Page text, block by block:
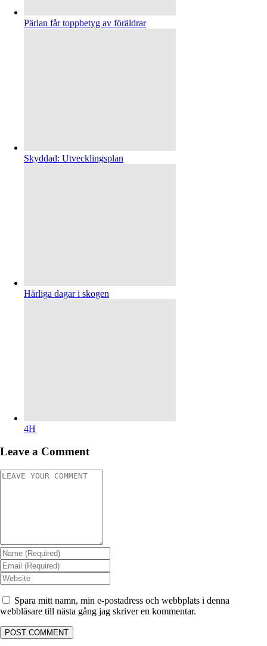
Pärlan får toppbetyg av föräldrar
Skyddad: Utvecklingsplan
Härliga dagar i skogen
4H
Leave a Comment
Spara mitt namn, min e-postadress och webbplats i denna
webbläsare till nästa gång jag skriver en kommentar.